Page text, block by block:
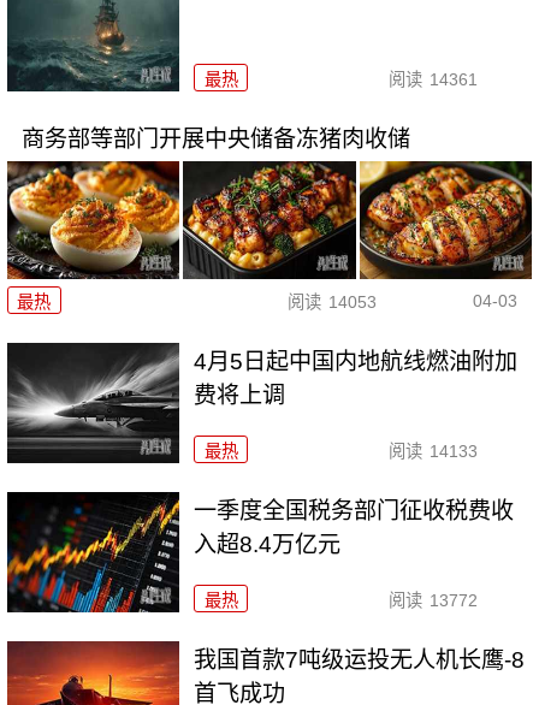
最热 阅读 14361
商务部等部门开展中央储备冻猪肉收储
最热 阅读 14053 04-03
4月5日起中国内地航线燃油附加
费将上调
最热 阅读 14133
一季度全国税务部门征收税费收
入超8.4万亿元
最热 阅读 13772
我国首款7吨级运投无人机长鹰-8
首飞成功